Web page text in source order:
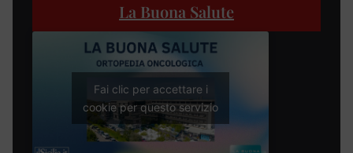
La Buona Salute
Fai clic per accettare i
cookie per questo servizio